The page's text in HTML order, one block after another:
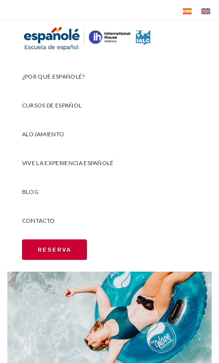
navegación
contenido
¿POR QUÉ ESPAÑOLÉ?
CURSOS DE ESPAÑOL
ALOJAMIENTO
VIVE LA EXPERIENCIA ESPAÑOLÉ
BLOG
CONTACTO
RESERVA